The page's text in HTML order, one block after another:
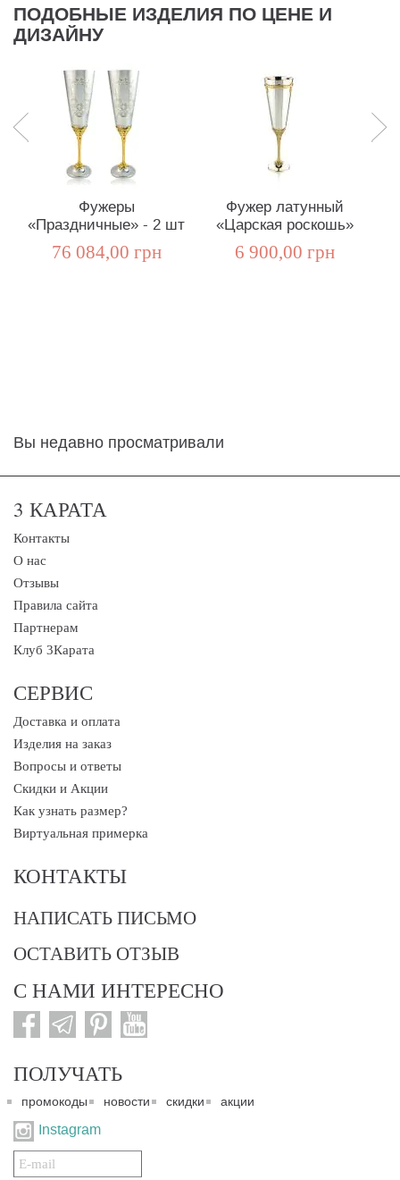
ПОДОБНЫЕ ИЗДЕЛИЯ ПО ЦЕНЕ И
ДИЗАЙНУ
Фужеры
«Праздничные» - 2 шт
76 084,00 грн
Фужер латунный
«Царская роскошь»
6 900,00 грн
Вы недавно просматривали
3 КАРАТА
Контакты
О нас
Отзывы
Правила сайта
Партнерам
Клуб 3Карата
СЕРВИС
Доставка и оплата
Изделия на заказ
Вопросы и ответы
Скидки и Акции
Как узнать размер?
Виртуальная примерка
КОНТАКТЫ
НАПИСАТЬ ПИСЬМО
ОСТАВИТЬ ОТЗЫВ
С НАМИ ИНТЕРЕСНО
ПОЛУЧАТЬ
промокоды новости скидки акции
Instagram
Подписаться
на